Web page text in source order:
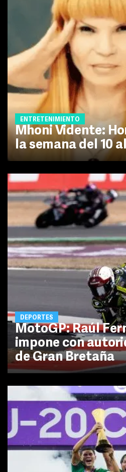
ENTRETENIMIENTO
Mhoni Vidente:
la semana del 10
DEPORTES
MotoGP: Raúl
impone con
de Gran Bretaña